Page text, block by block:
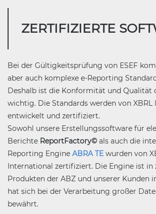
ZERTIFIZIERTE
Bei der Gültigkeitsprüfung von ESEF
aber auch komplexe e-Reporting
Deshalb ist die Konformität und Qualität
wichtig. Die Standards werden von XBRL
entwickelt und zertifiziert.
Sowohl unsere Erstellungssoftware für
Berichte ReportFactory©als auch die
Reporting Engine ABRA TE wurden von
International zertifiziert. Die Engine ist in
Produkten der ABZ und unserer Kunden
hat sich bei der Verarbeitung großer
bewährt.